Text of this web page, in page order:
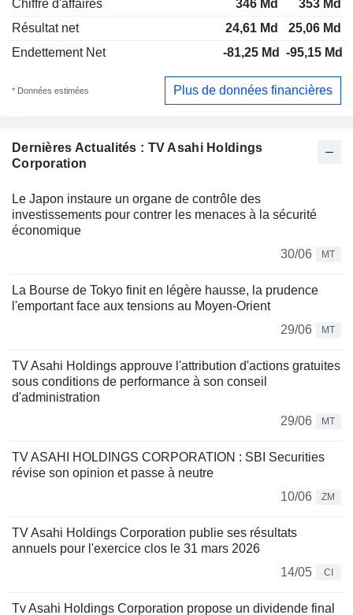
Dernières Actualités : TV Asahi Holdings
Corporation
Le Japon instaure un organe de contrôle des
investissements pour contrer les menaces à la sécurité
économique
30/06
MT
La Bourse de Tokyo finit en légère hausse, la prudence
l'emportant face aux tensions au Moyen-Orient
29/06
MT
TV Asahi Holdings approuve l'attribution d'actions gratuites
sous conditions de performance à son conseil
d'administration
29/06
MT
TV ASAHI HOLDINGS CORPORATION : SBI Securities
révise son opinion et passe à neutre
10/06
ZM
TV Asahi Holdings Corporation publie ses résultats
annuels pour l'exercice clos le 31 mars 2026
14/05
CI
Tv Asahi Holdings Corporation propose un dividende final
Chiffre d'affaires
346 Md
353 Md
Résultat net
24,61 Md
25,06 Md
Endettement Net
-81,25 Md -95,15 Md
* Données estimées Plus de données financières